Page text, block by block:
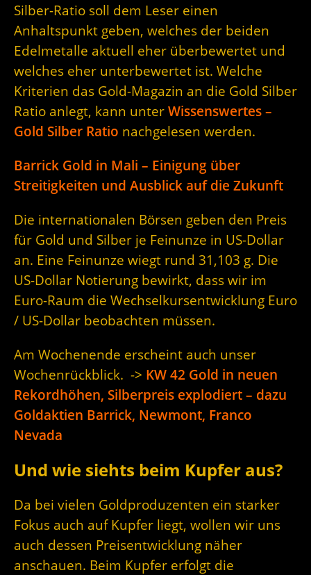
Silber-Ratio soll dem Leser einen
Anhaltspunkt geben, welches der beiden
Edelmetalle aktuell eher überbewertet und
welches eher unterbewertet ist. Welche
Kriterien das Gold-Magazin an die Gold Silber
Ratio anlegt, kann unter Wissenswertes –
Gold Silber Ratio nachgelesen werden.
Barrick Gold in Mali – Einigung über
Streitigkeiten und Ausblick auf die Zukunft
Die internationalen Börsen geben den Preis
für Gold und Silber je Feinunze in US-Dollar
an. Eine Feinunze wiegt rund 31,103 g. Die
US-Dollar Notierung bewirkt, dass wir im
Euro-Raum die Wechselkursentwicklung Euro
/ US-Dollar beobachten müssen.
Am Wochenende erscheint auch unser
Wochenrückblick. -> KW 42 Gold in neuen
Rekordhöhen, Silberpreis explodiert – dazu
Goldaktien Barrick, Newmont, Franco
Nevada
Und wie siehts beim Kupfer aus?
Da bei vielen Goldproduzenten ein starker
Fokus auch auf Kupfer liegt, wollen wir uns
auch dessen Preisentwicklung näher
anschauen. Beim Kupfer erfolgt die